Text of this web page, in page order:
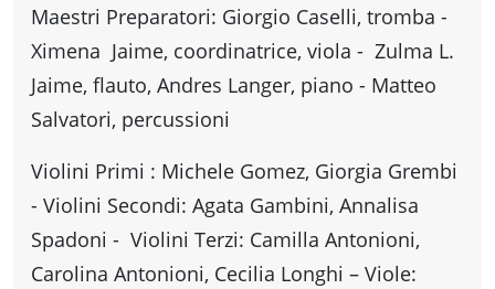
Maestri Preparatori: Giorgio Caselli, tromba -
Ximena Jaime, coordinatrice, viola - Zulma L.
Jaime, flauto, Andres Langer, piano - Matteo
Salvatori, percussioni
Violini Primi : Michele Gomez, Giorgia Grembi
- Violini Secondi: Agata Gambini, Annalisa
Spadoni - Violini Terzi: Camilla Antonioni,
Carolina Antonioni, Cecilia Longhi – Viole: